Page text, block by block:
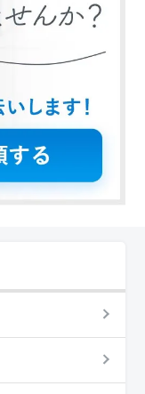
務が可能で
境＞ 50代、60
富な方を歓迎
手スタッフに伝
点が魅力です。